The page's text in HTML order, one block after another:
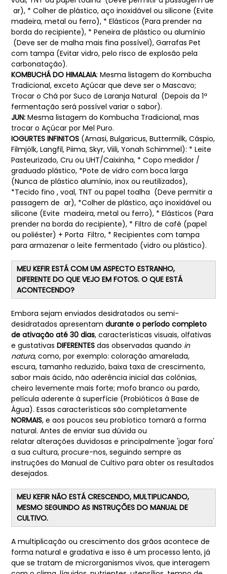
ar), * Colher de plástico, aço inoxidável ou silicone (Evite
madeira, metal ou ferro), * Elásticos (Para prender na
borda do recipiente), * Peneira de plástico ou alumínio
(Deve ser de malha mais fina possível), Garrafas Pet
com tampa (Evitar vidro, pelo risco de explosão pela
carbonatação).
KOMBUCHÁ DO HIMALAIA: Mesma listagem do Kombucha
Tradicional, exceto Açúcar que deve ser o Mascavo;
Trocar o Chá por Suco de Laranja Natural (Depois da 1ª
fermentação será possível variar o sabor).
JUN: Mesma listagem do Kombucha Tradicional, mas
trocar o Açúcar por Mel Puro.
IOGURTES INFINITOS (Amasi, Bulgaricus, Buttermilk, Cáspio,
Filmjölk, Langfil, Piima, Skyr, Viili, Yonah Schimmel): * Leite
Pasteurizado, Cru ou UHT/Caixinha, * Copo medidor /
graduado plástico, *Pote de vidro com boca larga
(Nunca de plástico alumínio, inox ou reutilizados),
*Tecido fino , voal, TNT ou papel toalha (Deve permitir a
passagem de ar), *Colher de plástico, aço inoxidável ou
silicone (Evite madeira, metal ou ferro), * Elásticos (Para
prender na borda do recipiente), * Filtro de café (papel
ou poliéster) + Porta Filtro, * Recipientes com tampa
para armazenar o leite fermentado (vidro ou plástico).
MEU KEFIR ESTÁ COM UM ASPECTO ESTRANHO,
DIFERENTE DO QUE VEJO EM FOTOS. O QUE ESTÁ
ACONTECENDO?
Embora sejam enviados desidratados ou semi-
desidratados apresentam durante o período completo
de ativação até 30 dias, características visuais, olfativas
e gustativas DIFERENTES das observadas quando in
natura, como, por exemplo: coloração amarelada,
escura, tamanho reduzido, baixa taxa de crescimento,
sabor mais ácido, não aderência inicial das colônias,
cheiro levemente mais forte; mofo branco ou pardo,
película aderente à superfície (Probióticos à Base de
Água). Essas características são completamente
NORMAIS, e aos poucos seu probíotico tomará a forma
natural. Antes de enviar sua dúvida ou
relatar alterações duvidosas e principalmente 'jogar fora'
a sua cultura, procure-nos, seguindo sempre as
instruções do Manual de Cultivo para obter os resultados
desejados.
MEU KEFIR NÃO ESTÁ CRESCENDO, MULTIPLICANDO,
MESMO SEGUINDO AS INSTRUÇÕES DO MANUAL DE
CULTIVO.
A multiplicação ou crescimento dos grãos acontece de
forma natural e gradativa e isso é um processo lento, já
que se tratam de microrganismos vivos, que interagem